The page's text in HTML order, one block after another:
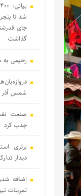
شد تا
گذاشت
رحیمی
شمس آذر
صنعت
جذب کرد
برتری
دیدار
اضافه
تمرینات